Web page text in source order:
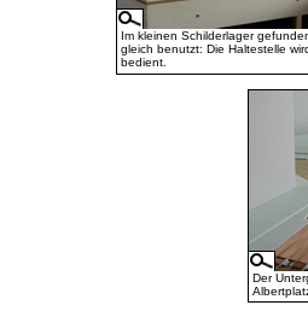
Im kleinen Schilderlager
gleich benutzt: Die Haltestelle
bedient.
Der